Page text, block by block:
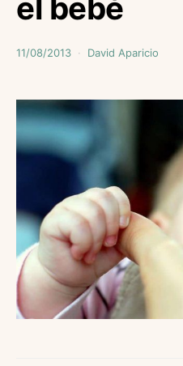
el bebé
11/08/2013 David Aparicio